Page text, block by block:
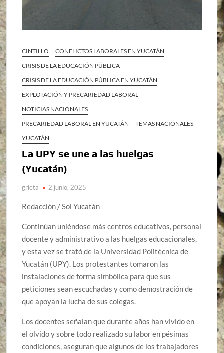
CINTILLO
CONFLICTOS LABORALES EN YUCATÁN
CRISIS DE LA EDUCACIÓN PÚBLICA
CRISIS DE LA EDUCACIÓN PÚBLICA EN YUCATÁN
EXPLOTACIÓN Y PRECARIEDAD LABORAL
NOTICIAS NACIONALES
PRECARIEDAD LABORAL EN YUCATÁN
TEMAS NACIONALES
YUCATÁN
La UPY se une a las huelgas
(Yucatán)
grieta 2 junio, 2025
Redacción / Sol Yucatán
Continúan uniéndose más centros educativos, personal
docente y administrativo a las huelgas educacionales,
y esta vez se trató de la Universidad Politécnica de
Yucatán (UPY). Los protestantes tomaron las
instalaciones de forma simbólica para que sus
peticiones sean escuchadas y como demostración de
que apoyan la lucha de sus colegas.
Los docentes señalan que durante años han vivido en
el olvido y sobre todo realizado su labor en pésimas
condiciones, aseguran que algunos de los trabajadores